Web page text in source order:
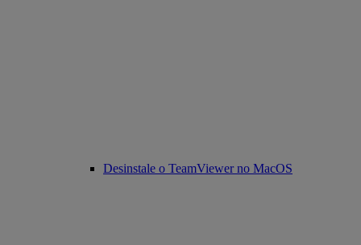
Desinstale o TeamViewer no MacOS